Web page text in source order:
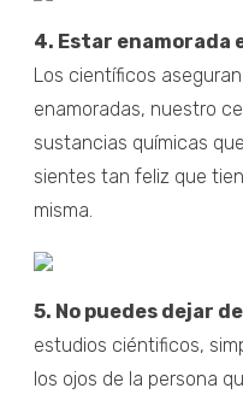
4. Estar enamorada
Los científicos
enamoradas, nuestro
sustancias químicas
sientes tan feliz que
misma.
5. No puedes dejar
estudios ciéntificos,
los ojos de la persona